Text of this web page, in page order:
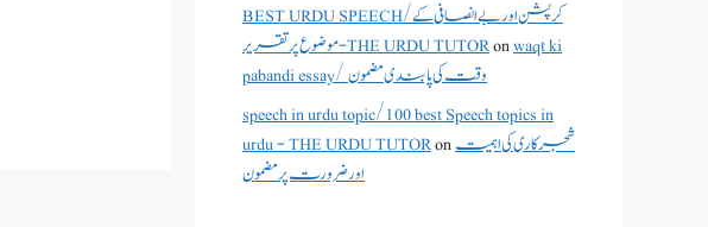
BEST URDU SPEECH/کرپشن اور بے انصافی کے
موضوع پر تقریر - THE URDU TUTORonwaqt ki
pabandi essay/ وقت کی پابندی مضمون
speech in urdu topic/100 best Speech topics in
urdu - THE URDU TUTORonشجرکاری کی اہمیت
اور ضرورت پر مضمون